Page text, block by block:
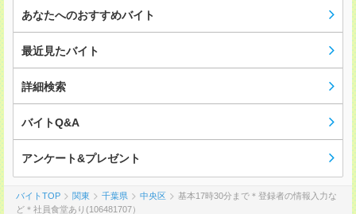
あなたへのおすすめバイト
最近見たバイト
詳細検索
バイトQ&A
アンケート&プレゼント
バイトTOP 関東 千葉県 中央区
基本17時30分まで＊登録者の情報入力な
ど＊社員食堂あり(106481707）